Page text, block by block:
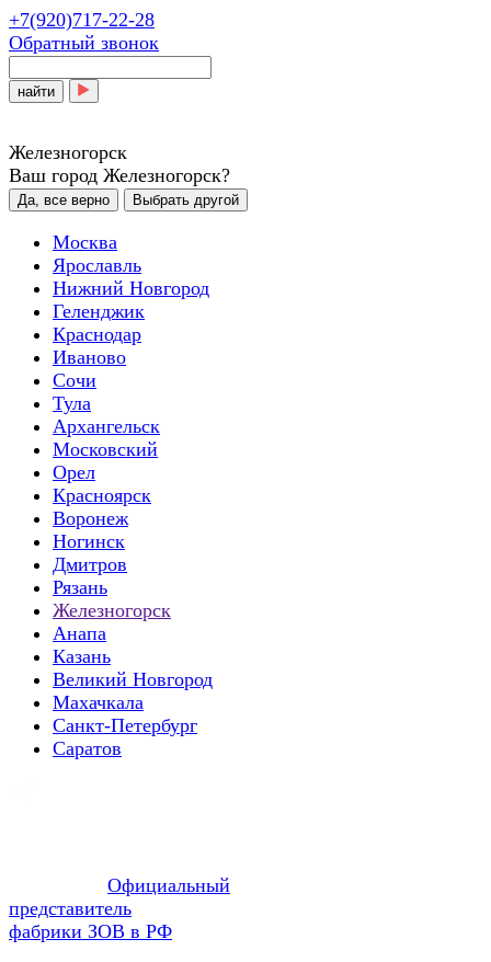
+7(920)717-22-28
Обратный звонок
найти
Железногорск
Ваш город Железногорск?
Да, все верно Выбрать другой
Москва
Ярославль
Нижний Новгород
Геленджик
Краснодар
Иваново
Сочи
Тула
Архангельск
Московский
Орел
Красноярск
Воронеж
Ногинск
Дмитров
Рязань
Железногорск
Анапа
Казань
Великий Новгород
Махачкала
Санкт-Петербург
Саратов
Официальный
представитель
фабрики ЗОВ в РФ